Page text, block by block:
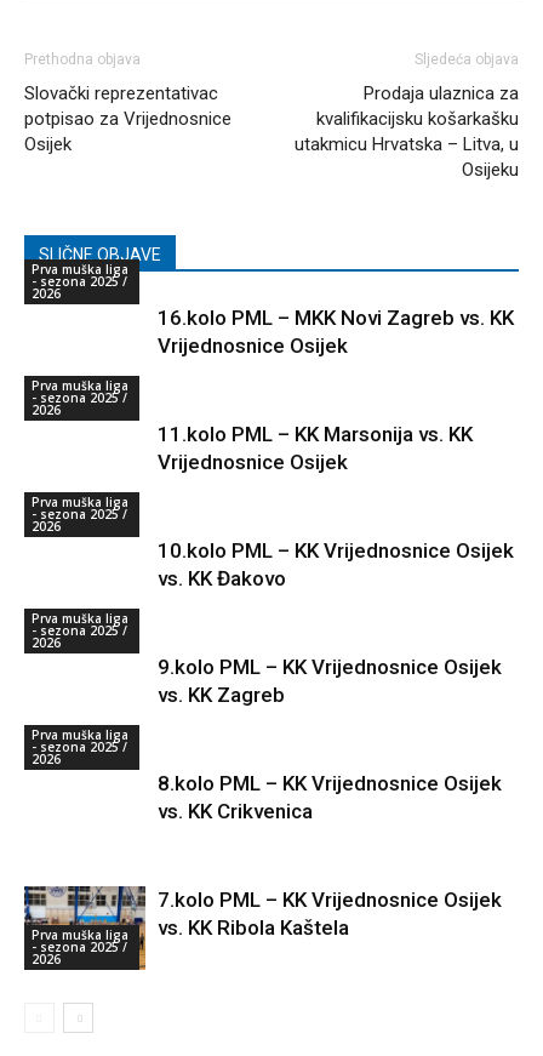
Prethodna objava
Slovački reprezentativac
potpisao za Vrijednosnice
Osijek
Sljedeća objava
Prodaja ulaznica za
kvalifikacijsku košarkašku
utakmicu Hrvatska – Litva, u
Osijeku
SLIČNE OBJAVE
Prva muška liga
- sezona 2025 /
2026
16.kolo PML – MKK Novi Zagreb vs. KK
Vrijednosnice Osijek
Prva muška liga
- sezona 2025 /
2026
11.kolo PML – KK Marsonija vs. KK
Vrijednosnice Osijek
Prva muška liga
- sezona 2025 /
2026
10.kolo PML – KK Vrijednosnice Osijek
vs. KK Đakovo
Prva muška liga
- sezona 2025 /
2026
9.kolo PML – KK Vrijednosnice Osijek
vs. KK Zagreb
Prva muška liga
- sezona 2025 /
2026
8.kolo PML – KK Vrijednosnice Osijek
vs. KK Crikvenica
Prva muška liga
- sezona 2025 /
2026
7.kolo PML – KK Vrijednosnice Osijek
vs. KK Ribola Kaštela